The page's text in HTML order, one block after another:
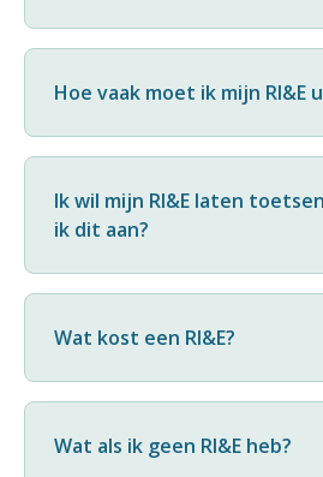
Hoe vaak moet ik mijn RI&E
Ik wil mijn RI&E laten
ik dit aan?
Wat kost een RI&E?
Wat als ik geen RI&E heb?